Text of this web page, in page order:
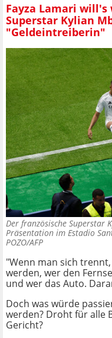
Fayza Lamari
Superstar Kylian
"Geldeintreiberin"
Der französische Superstar
Präsentation im Estadio
POZO/AFP
"Wenn man sich
werden, wer den
und wer das Auto.
Doch was würde
werden? Droht für alle
Gericht?